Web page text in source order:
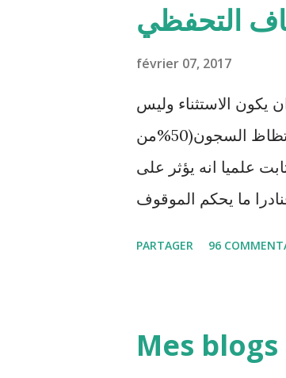
التحفظي
février 07, 2017
يكون الاستثناء وليس
القاعدة. هذا الإجراء المعمم بالمحاكم التونسية هو سبب اكتظاظ السجون(50%من
علميا انه يؤثر على
ما يحكم الموقوف
préventive:
PARTAGER 96
Mes